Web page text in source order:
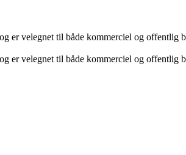
er velegnet til både kommerciel og offentlig
er velegnet til både kommerciel og offentlig